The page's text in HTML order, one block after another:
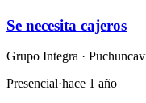
Se necesita cajeros
Grupo Integra ·
Presencial·hace 1 año